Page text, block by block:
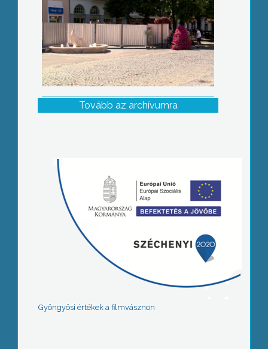
Tovább az archívumra
Gyöngyösi értékek a filmvásznon